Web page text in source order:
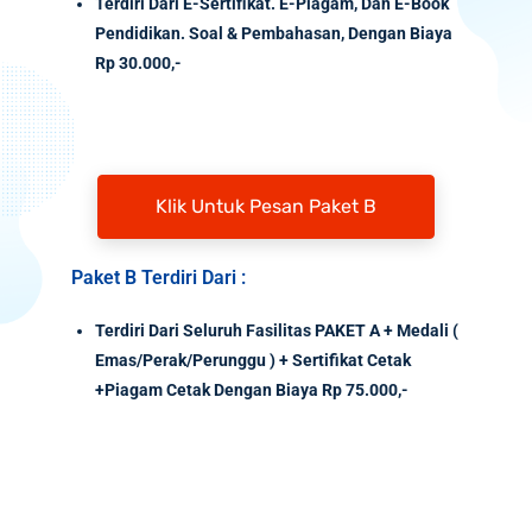
Pendidikan. Soal & Pembahasan, Dengan Biaya
Rp 30.000,-
Klik Untuk Pesan Paket B
Paket B Terdiri Dari :
Terdiri Dari Seluruh Fasilitas PAKET A + Medali (
Emas/Perak/Perunggu ) + Sertifikat Cetak
+Piagam Cetak Dengan Biaya Rp 75.000,-